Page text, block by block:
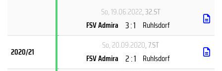
So, 19.06.2022, 32.ST
FSV Admira 3 : 1 Ruhlsdorf
2020/21
So, 20.09.2020, 7.ST
FSV Admira 2 : 1 Ruhlsdorf